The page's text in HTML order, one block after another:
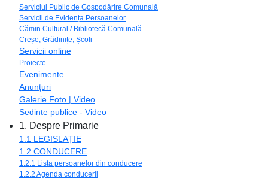
Serviciul Public de Gospodărire Comunală
Servicii de Evidența Persoanelor
Cămin Cultural / Bibliotecă Comunală
Creșe, Grădinițe, Școli
Servicii online
Proiecte
Evenimente
Anunțuri
Galerie Foto | Video
Sedinte publice - Video
1. Despre Primarie
1.1 LEGISLAȚIE
1.2 CONDUCERE
1.2.1 Lista persoanelor din conducere
1.2.2 Agenda conducerii